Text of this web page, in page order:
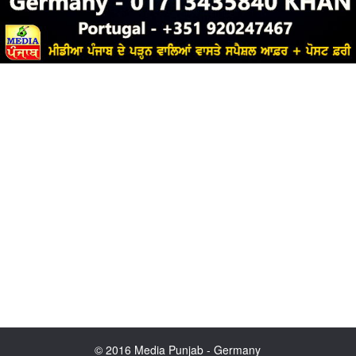
© 2016 Media Punjab - Germany